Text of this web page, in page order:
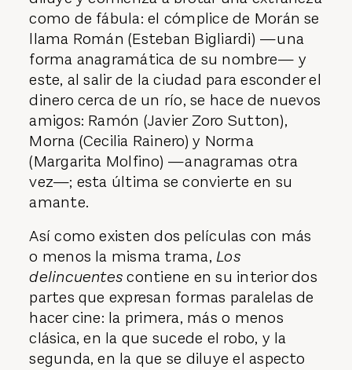
como de fábula: el cómplice de Morán se
llama Román (Esteban Bigliardi) —una
forma anagramática de su nombre— y
este, al salir de la ciudad para esconder el
dinero cerca de un río, se hace de nuevos
amigos: Ramón (Javier Zoro Sutton),
Morna (Cecilia Rainero) y Norma
(Margarita Molfino) —anagramas otra
vez—; esta última se convierte en su
amante.
Así como existen dos películas con más
o menos la misma trama, Los
delincuentescontiene en su interior dos
partes que expresan formas paralelas de
hacer cine: la primera, más o menos
clásica, en la que sucede el robo, y la
segunda, en la que se diluye el aspecto